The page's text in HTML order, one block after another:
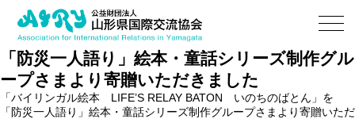
「防災一人語り」絵本・童話シリーズ制作グル
ープさまより寄贈いただきました
「バイリンガル絵本 LIFE’S RELAY BATON いのちのばとん」を
「防災一人語り」絵本・童話シリーズ制作グループさまより寄贈いただ